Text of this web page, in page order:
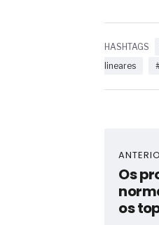
HASHTAGS
lineares
Os
os